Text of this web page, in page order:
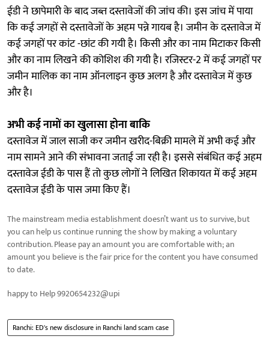
ईडी ने छापेमारी के बाद जब्त दस्तावेजों की जांच की। इस जांच में पाया
कि कई जगहों से दस्तावेजों के अहम पन्ने गायब है। जमीन के दस्तावेज में
कई जगहों पर कांट -छांट की गयी है। किसी और का नाम मिटाकर किसी
और का नाम लिखने की कोशिश की गयी है। रजिस्टर-2 में कई जगहों पर
जमीन मालिक का नाम ऑनलाइन कुछ अलग है और दस्तावेज में कुछ
और है।
अभी कई नामों का खुलासा होना बाकि
दस्तावेज में जाल साजी कर जमीन खरीद-बिक्री मामले में अभी कई और
नाम सामने आने की संभावना जताई जा रही है। इससे संबंधित कई अहम
दस्तावेज ईडी के पास हैं तो कुछ लोगों ने लिखित शिकायत में कई अहम
दस्तावेज ईडी के पास जमा किए हैं।
The mainstream media establishment doesn’t want us to survive, but
you can help us continue running the show by making a voluntary
contribution. Please pay an amount you are comfortable with; an
amount you believe is the fair price for the content you have consumed
to date.
happy to Help 9920654232@upi
Ranchi: ED's new disclosure in Ranchi land scam case